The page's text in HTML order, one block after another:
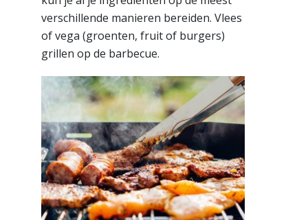
verschillende manieren bereiden. Vlees
of vega (groenten, fruit of burgers)
grillen op de barbecue.